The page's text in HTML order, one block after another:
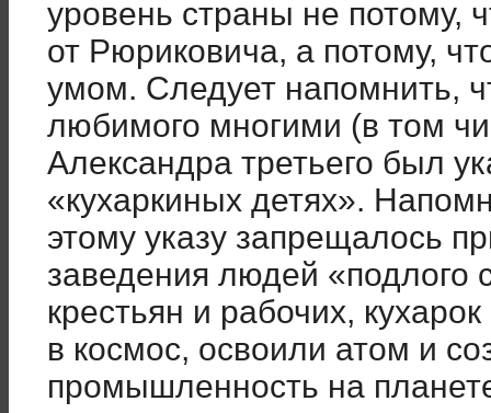
уровень страны не потому,
от Рюриковича, а потому,
умом. Следует напомнить,
любимого многими (в том
Александра третьего был
«кухаркиных детях».
этому указу запрещалось
заведения людей «подлого
крестьян и рабочих,
в космос, освоили атом и
промышленность на